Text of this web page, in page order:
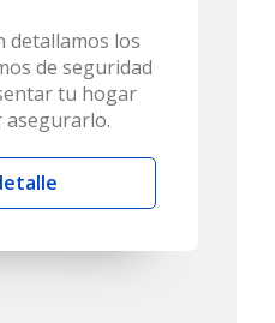
detallamos los
de seguridad
tu hogar
asegurarlo.